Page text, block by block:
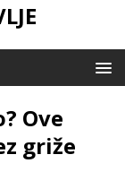
Ove
griže